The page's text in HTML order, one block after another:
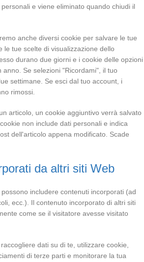
e viene eliminato quando chiudi il
anche diversi cookie per salvare le tue
le tue scelte di visualizzazione dello
durano due giorni e i cookie delle opzioni
Se selezioni "Ricordami", il tuo
settimane. Se esci dal tuo account, i
rimossi.
articolo, un cookie aggiuntivo verrà salvato
non include dati personali e indica
dell'articolo appena modificato. Scade
da altri siti Web
includere contenuti incorporati (ad
ecc.). Il contenuto incorporato di altri siti
come se il visitatore avesse visitato
dati su di te, utilizzare cookie,
di terze parti e monitorare la tua